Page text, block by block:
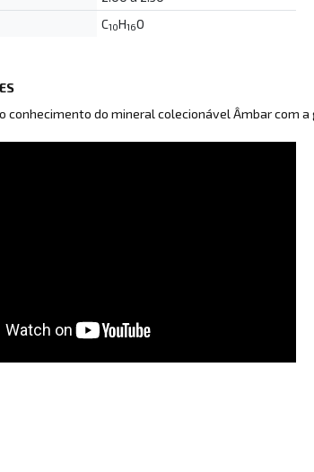
C10H16O
conhecimento do mineral colecionável Âmbar com